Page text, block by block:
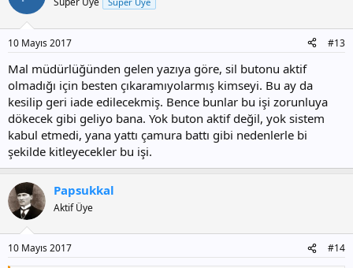
10 Mayıs 2017 #13
Mal müdürlüğünden gelen yazıya göre, sil butonu aktif
olmadığı için besten çıkaramıyolarmış kimseyi. Bu ay da
kesilip geri iade edilecekmiş. Bence bunlar bu işi zorunluya
dökecek gibi geliyo bana. Yok buton aktif değil, yok sistem
kabul etmedi, yana yattı çamura battı gibi nedenlerle bi
şekilde kitleyecekler bu işi.
Papsukkal
Aktif Üye
10 Mayıs 2017 #14